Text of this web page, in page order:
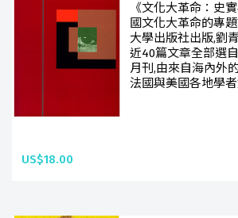
《文化大革命：史
國文化大革命的專
大學出版社出版,劉
近40篇文章全部選
月刊,由來自海內外
法國與美國各地學者
US$18.00